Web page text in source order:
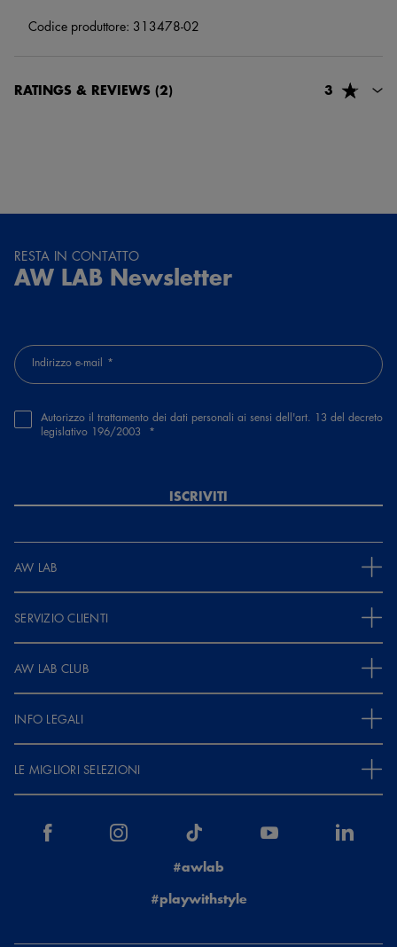
Codice produttore: 313478-02
RATINGS & REVIEWS (2) 3
3 mesi e 5 giorni fa
Ottima qualità bellissime ,comode e confortevoli ,ok
RESTA IN CONTATTO
AW LAB Newsletter
Indirizzo e-mail
Autorizzo il trattamento dei dati personali ai sensi dell'art. 13 del decreto
legislativo 196/2003
ISCRIVITI
AW LAB
SERVIZIO CLIENTI
AW LAB CLUB
INFO LEGALI
LE MIGLIORI SELEZIONI
#awlab
#playwithstyle